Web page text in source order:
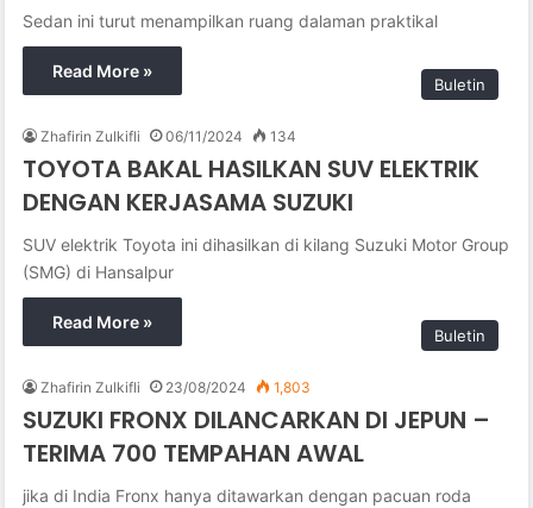
Sedan ini turut menampilkan ruang dalaman praktikal
Read More »
Buletin
Zhafirin Zulkifli 06/11/2024 134
TOYOTA BAKAL HASILKAN SUV ELEKTRIK
DENGAN KERJASAMA SUZUKI
SUV elektrik Toyota ini dihasilkan di kilang Suzuki Motor Group
(SMG) di Hansalpur
Read More »
Buletin
Zhafirin Zulkifli 23/08/2024 1,803
SUZUKI FRONX DILANCARKAN DI JEPUN –
TERIMA 700 TEMPAHAN AWAL
jika di India Fronx hanya ditawarkan dengan pacuan roda